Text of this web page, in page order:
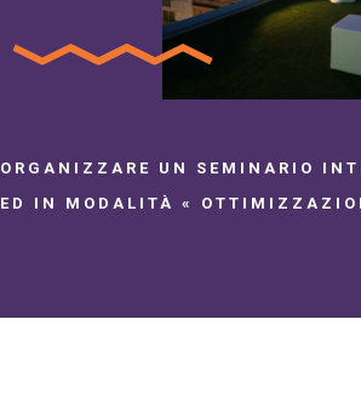
ORGANIZZARE UN SEMINARIO
ED IN MODALITÀ «